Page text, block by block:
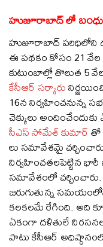
హుజూరాబాద్ లో
హుజూరాబాద్ ప‌రిధిలోని
ఈ ప‌థ‌కం కోసం 21 వేల
కుటుంబాల్లో తొలుత 5
కేసీఆర్ స‌ర్కారు
16న నిర్వహించనున్న
చెక్కులు
సీఎస్ సోమేశ్ కుమార్తో
లు స‌మావేశ‌మై
నిర్వ‌హించ‌త‌ల‌పెట్టిన
స‌మావేశంలో
జ‌రుగుతున్న
క‌ల‌క‌ల‌మే రేగింది. అది
ఏకంగా ద‌ళితులే
పాటు కేసీఆర్